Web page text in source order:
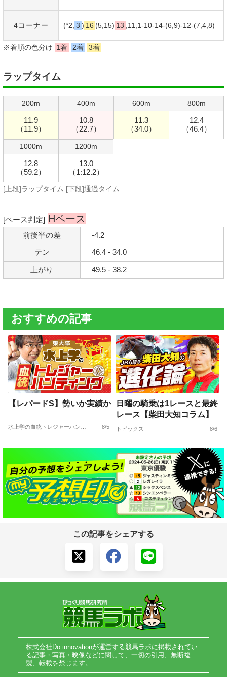
4コーナー (*2, 3 ) 16 (5,15) 13 ,11,1-10-14-(6,9)-12-(7,4,8)
※着順の色分け 1着 2着 3着
ラップタイム
200m
11.9
（11.9）
400m
10.8
（22.7）
600m
11.3
（34.0）
800m
12.4
（46.4）
1000m
12.8
（59.2）
1200m
13.0
（1:12.2）
[上段]ラップタイム [下段]通過タイム
[ペース判定] Hペース
前後半の差 -4.2
テン 46.4 - 34.0
上がり 49.5 - 38.2
おすすめの記事
【レパードS】勢いか実績か
水上学の血統トレジャーハンティング 8/5
日曜の騎乗は1レースと最終
レース【柴田大知コラム】
トピックス 8/6
この記事をシェアする
株式会社Do innovationが運営する競馬ラボに掲載されてい
る記事・写真・映像などに関して、一切の引用、無断複
製、転載を禁じます。